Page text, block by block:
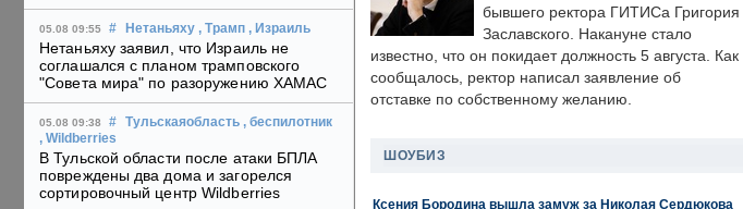
05.08 09:55 # Нетаньяху , Трамп , Израиль
Нетаньяху заявил, что Израиль не
соглашался с планом трамповского
"Совета мира" по разоружению ХАМАС
05.08 09:38 # Тульскаяобласть , беспилотник
, Wildberries
В Тульской области после атаки БПЛА
повреждены два дома и загорелся
сортировочный центр Wildberries
бывшего ректора ГИТИСа Григория
Заславского. Накануне стало
известно, что он покидает должность 5 августа. Как
сообщалось, ректор написал заявление об
отставке по собственному желанию.
ШОУБИЗ
Ксения Бородина вышла замуж за Николая Сердюкова